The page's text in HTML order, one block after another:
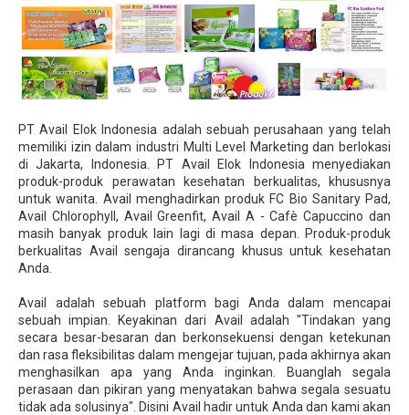
PT Avail Elok Indonesia adalah sebuah perusahaan yang telah
memiliki izin dalam industri Multi Level Marketing dan berlokasi
di Jakarta, Indonesia. PT Avail Elok Indonesia menyediakan
produk-produk perawatan kesehatan berkualitas, khususnya
untuk wanita. Avail menghadirkan produk FC Bio Sanitary Pad,
Avail Chlorophyll, Avail Greenfit, Avail A - Cafè Capuccino dan
masih banyak produk lain lagi di masa depan. Produk-produk
berkualitas Avail sengaja dirancang khusus untuk kesehatan
Anda.
Avail adalah sebuah platform bagi Anda dalam mencapai
sebuah impian. Keyakinan dari Avail adalah "Tindakan yang
secara besar-besaran dan berkonsekuensi dengan ketekunan
dan rasa fleksibilitas dalam mengejar tujuan, pada akhirnya akan
menghasilkan apa yang Anda inginkan. Buanglah segala
perasaan dan pikiran yang menyatakan bahwa segala sesuatu
tidak ada solusinya". Disini Avail hadir untuk Anda dan kami akan